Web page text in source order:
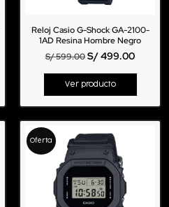
Reloj Casio G-Shock GA-2100-
1AD Resina Hombre Negro
S/599.00S/499.00
Ver producto
Oferta